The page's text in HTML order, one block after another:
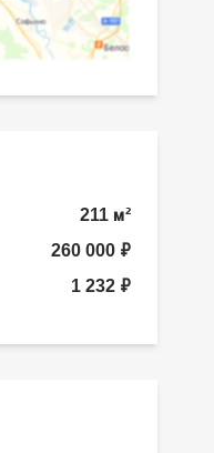
211 м²
260 000 ₽
1 232 ₽